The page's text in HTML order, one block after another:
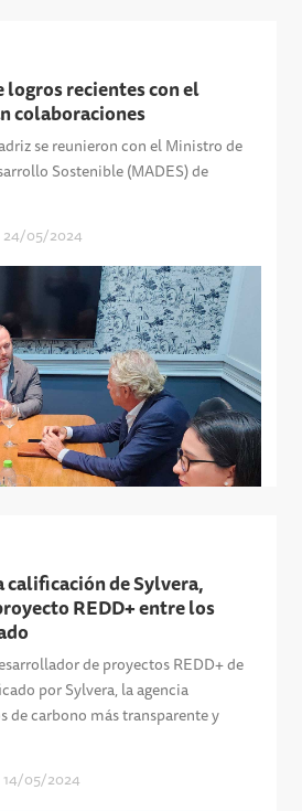
recientes con el
colaboraciones
se reunieron con el Ministro de
Sostenible (MADES) de
24/05/2024
de Sylvera,
REDD+ entre los
de proyectos REDD+ de
por Sylvera, la agencia
de carbono más transparente y
14/05/2024